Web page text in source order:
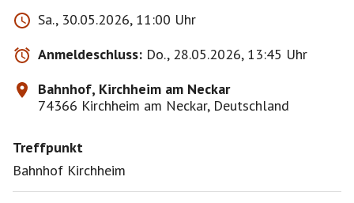
anspruchsvolleren Teil der Strecke erledigt und zurück
geht es nur noch bergab und eben am Neckar über
Heilbronn , Lauffen zurück nach Kirchheim .
Tour beträgt ca. 70 km und etwa 600 Hm , gut zu
meistern mit etwas Grundkondition .
Jeder ist für sich und sein Fahrzeug selbst
verantwortlich , sowie Helmtragepflicht !
Parkplätze um Bahnhof herum vorhanden .
Sa., 30.05.2026, 11:00 Uhr
Anmeldeschluss: Do., 28.05.2026, 13:45 Uhr
Bahnhof, Kirchheim am Neckar
74366 Kirchheim am Neckar, Deutschland
Treffpunkt
Bahnhof Kirchheim